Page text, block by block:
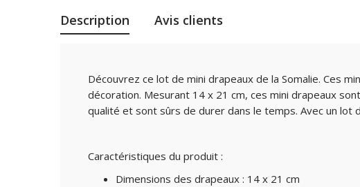
Description Avis clients
Découvrez ce lot de mini drapeaux de la Somalie. Ces
décoration. Mesurant 14 x 21 cm, ces mini drapeaux
qualité et sont sûrs de durer dans le temps. Avec un
Caractéristiques du produit :
Dimensions des drapeaux : 14 x 21 cm